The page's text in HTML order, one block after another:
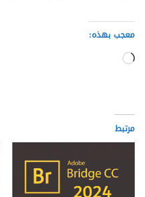
معجب بهذه:
جاري
مرتبط